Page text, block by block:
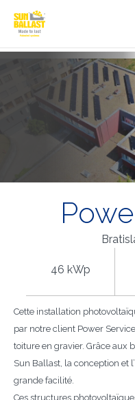
46 kWp
Cette installation
par notre client Power
toiture en gravier. Grâce aux
Sun Ballast, la conception et
grande facilité.
Ces structures